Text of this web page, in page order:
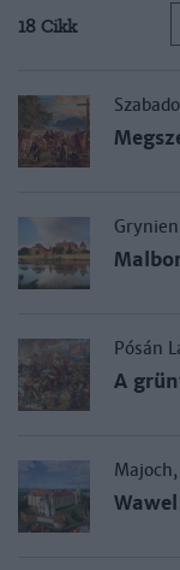
18 Cikk
Pósán
A
Majoch,
Wawel